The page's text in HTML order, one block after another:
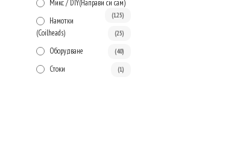
Микс / DIY(Направи си сам)
(125)
Намотки
(Сoilheads)
(25)
Оборудване (40)
Стоки (1)